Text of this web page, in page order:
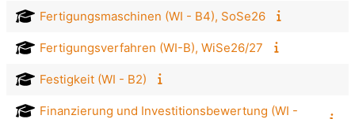
Fertigungsmaschinen (WI - B4), SoSe26
Fertigungsverfahren (WI-B), WiSe26/27
Festigkeit (WI - B2)
Finanzierung und Investitionsbewertung (WI -